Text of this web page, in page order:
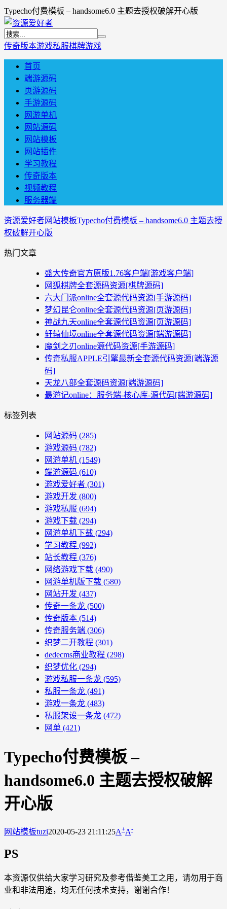
Typecho付费模板 – handsome6.0 主题去授权破解开心版
传奇版本游戏私服棋牌游戏
首页
端游源码
页游源码
手游源码
网游单机
网站源码
网站模板
网站插件
学习教程
传奇版本
视频教程
服务器端
资源爱好者网站模板Typecho付费模板 – handsome6.0 主题去授
权破解开心版
热门文章
盛大传奇官方原版1.76客户端[游戏客户端]
网狐棋牌全套源码资源[棋牌源码]
六大门派online全套源代码资源[手游源码]
梦幻昆仑online全套源代码资源[页游源码]
神战九天online全套源代码资源[页游源码]
轩辕仙境online全套源代码资源[端游源码]
魔剑之刃online源代码资源[手游源码]
传奇私服APPLE引擎最新全套源代码资源[端游源
码]
天龙八部全套源码资源[端游源码]
最游记online：服务端-核心库-源代码[端游源码]
标签列表
网站源码 (285)
游戏源码 (782)
网游单机 (1549)
端游源码 (610)
游戏爱好者 (301)
游戏开发 (800)
游戏私服 (694)
游戏下载 (294)
网游单机下载 (294)
学习教程 (992)
站长教程 (376)
网络游戏下载 (490)
网游单机版下载 (580)
网站开发 (437)
传奇一条龙 (500)
传奇版本 (514)
传奇服务端 (306)
织梦二开教程 (301)
dedecms商业教程 (298)
织梦优化 (294)
游戏私服一条龙 (595)
私服一条龙 (491)
游戏一条龙 (483)
私服架设一条龙 (472)
网单 (421)
Typecho付费模板 –
handsome6.0 主题去授权破解
开心版
网站模板tuzi2020-05-23 21:11:25A+A-
PS
本资源仅供给大家学习研究及参考借鉴美工之用，请勿用于商
业和非法用途，均无任何技术支持，谢谢合作！